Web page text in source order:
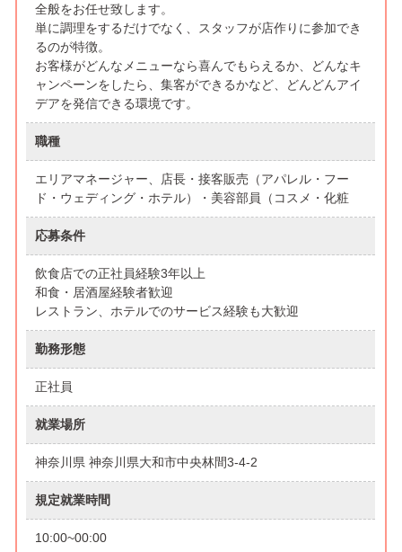
全般をお任せ致します。
単に調理をするだけでなく、スタッフが店作りに参加でき
るのが特徴。
お客様がどんなメニューなら喜んでもらえるか、どんなキ
ャンペーンをしたら、集客ができるかなど、どんどんアイ
デアを発信できる環境です。
職種
エリアマネージャー、店長・接客販売（アパレル・フー
ド・ウェディング・ホテル）・美容部員（コスメ・化粧
応募条件
飲食店での正社員経験3年以上
和食・居酒屋経験者歓迎
レストラン、ホテルでのサービス経験も大歓迎
勤務形態
正社員
就業場所
神奈川県 神奈川県大和市中央林間3-4-2
規定就業時間
10:00~00:00